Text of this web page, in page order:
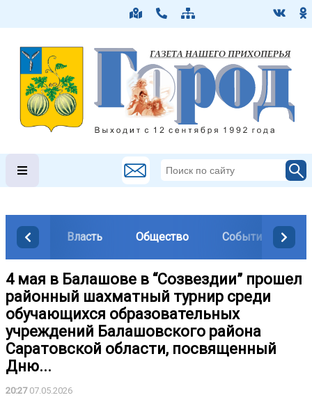
Власть Общество События
4 мая в Балашове в “Созвездии” прошел
районный шахматный турнир среди
обучающихся образовательных
учреждений Балашовского района
Саратовской области, посвященный
Дню...
20:2707.05.2026